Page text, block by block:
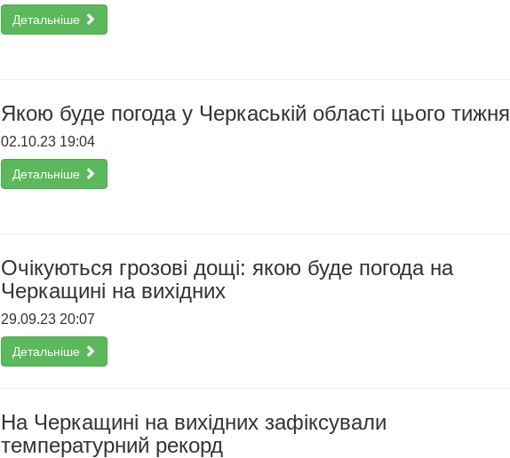
Детальніше
Якою буде погода у Черкаській області цього тижня
02.10.23 19:04
Детальніше
Очікуються грозові дощі: якою буде погода на
Черкащині на вихідних
29.09.23 20:07
Детальніше
На Черкащині на вихідних зафіксували
температурний рекорд